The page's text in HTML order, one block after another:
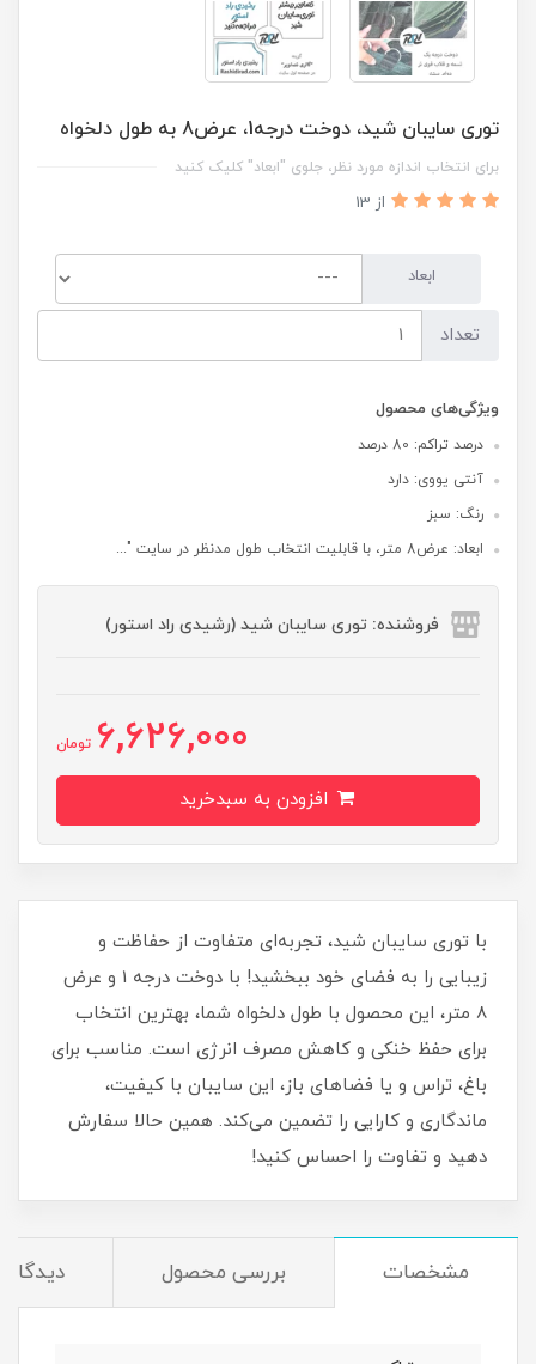
توری سایبان شید، دوخت درجه1، عرض8 به طول دلخواه
برای انتخاب اندازه مورد نظر، جلوی "ابعاد" کلیک کنید
از 13
ابعاد
تعداد
ویژگی‌های محصول
درصد تراکم: 80 درصد
آنتی یووی: دارد
رنگ: سبز
ابعاد: عرض8 متر، با قابلیت انتخاب طول مدنظر در سایت "...
فروشنده: توری سایبان شید (رشیدی راد استور)
6,626,000 تومان
با توری سایبان شید، تجربه‌ای متفاوت از حفاظت و
زیبایی را به فضای خود ببخشید! با دوخت درجه 1 و عرض
8 متر، این محصول با طول دلخواه شما، بهترین انتخاب
برای حفظ خنکی و کاهش مصرف انرژی است. مناسب برای
باغ، تراس و یا فضاهای باز، این سایبان با کیفیت،
ماندگاری و کارایی را تضمین می‌کند. همین حالا سفارش
دهید و تفاوت را احساس کنید!
مشخصات بررسی محصول